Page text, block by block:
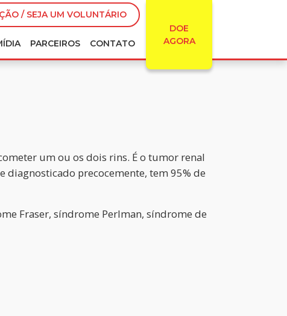
/ SEJA UM VOLUNTÁRIO
DOE
AGORA
PARCEIROS CONTATO
um ou os dois rins. É o tumor renal
diagnosticado precocemente, tem 95% de
Fraser, síndrome Perlman, síndrome de